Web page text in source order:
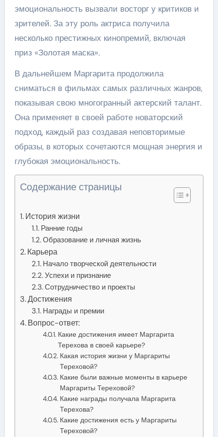
эмоциональность вызвали восторг у критиков и
зрителей. За эту роль актриса получила
несколько престижных кинопремий, включая
приз «Золотая маска».
В дальнейшем Маргарита продолжила
сниматься в фильмах самых различных жанров,
показывая свою многогранный актерский талант.
Она применяет в своей работе новаторский
подход, каждый раз создавая неповторимые
образы, в которых сочетаются мощная энергия и
глубокая эмоциональность.
Содержание страницы
История жизни
Ранние годы
Образование и личная жизнь
Карьера
Начало творческой деятельности
Успехи и признание
Сотрудничество и проекты
Достижения
Награды и премии
Вопрос-ответ:
Какие достижения имеет Маргарита
Терехова в своей карьере?
Какая история жизни у Маргариты
Тереховой?
Какие были важные моменты в карьере
Маргариты Тереховой?
Какие награды получала Маргарита
Терехова?
Какие достижения есть у Маргариты
Тереховой?